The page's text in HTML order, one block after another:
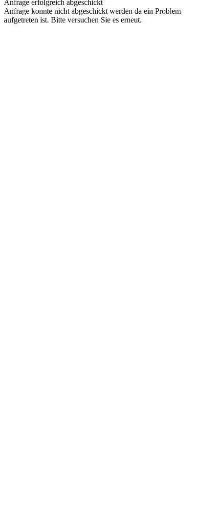
Anfrage erfolgreich abgeschickt
Anfrage konnte nicht abgeschickt werden da ein Problem
aufgetreten ist. Bitte versuchen Sie es erneut.